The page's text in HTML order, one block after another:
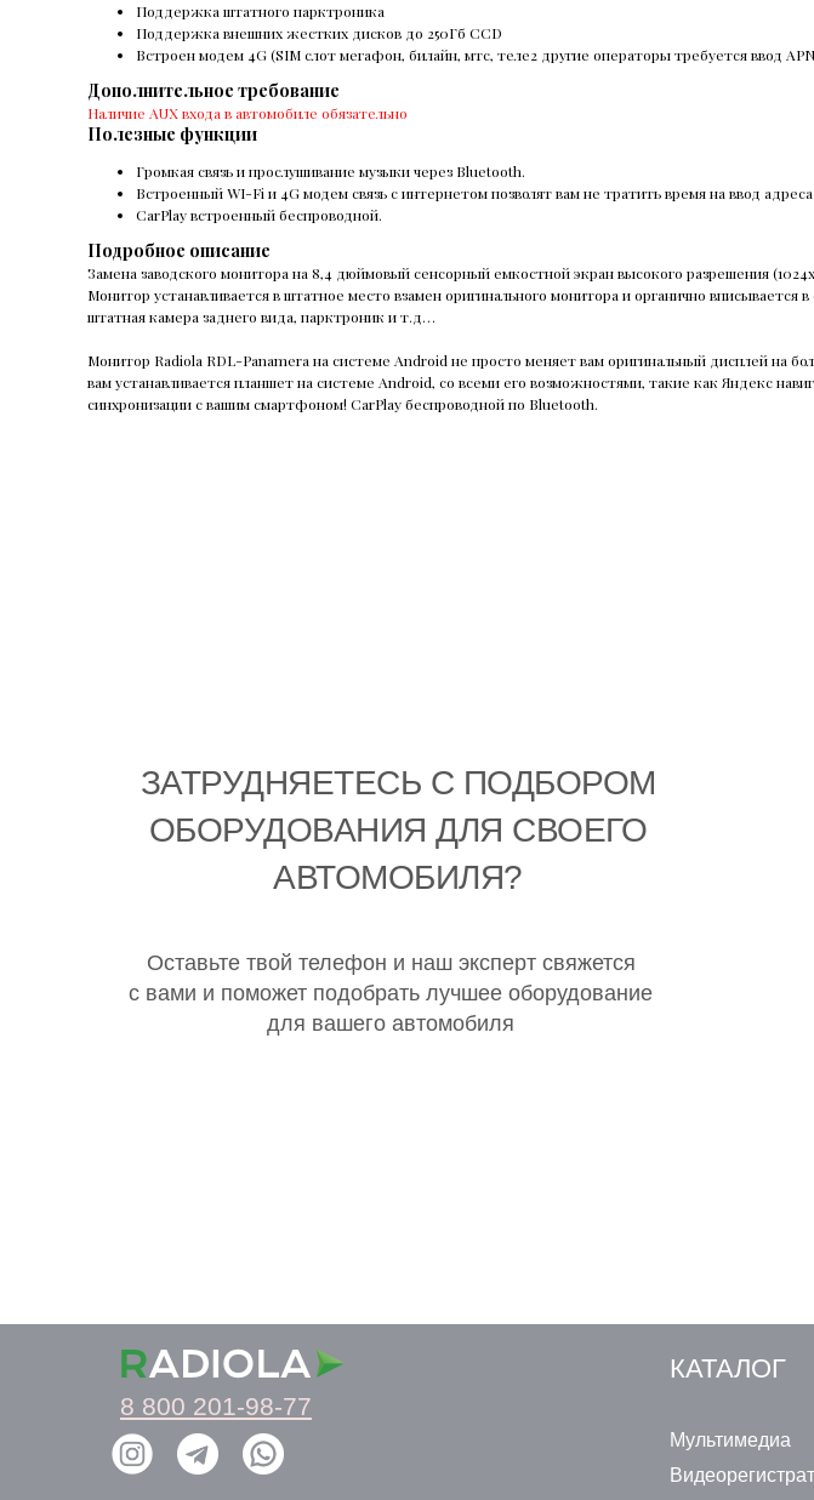
Поддержка штатного парктроника
Поддержка внешних жестких дисков до 250Гб ССD
Встроен модем 4G (SIM слот мегафон, билайн, мтс, теле2 другие операторы требуется ввод
Дополнительное требование
Наличие AUX входа в автомобиле обязательно
Полезные функции
Громкая связь и прослушивание музыки через Bluetooth.
Встроенный WI-Fi и 4G модем связь с интернетом позволят вам не тратить время на ввод
CarPlay встроенный беспроводной.
Подробное описание
Замена заводского монитора на 8,4 дюймовый сенсорный емкостной экран высокого разрешения
Монитор устанавливается в штатное место взамен оригинального монитора и органично
штатная камера заднего вида, парктроник и т.д…
Монитор Radiola RDL-Panamera на системе Android не просто меняет вам оригинальный дисплей на
вам устанавливается планшет на системе Android, со всеми его возможностями, такие как Яндекс
синхронизации с вашим смартфоном! CarPlay беспроводной по Bluetooth.
ЗАТРУДНЯЕТЕСЬ С ПОДБОРОМ
ОБОРУДОВАНИЯ ДЛЯ СВОЕГО
АВТОМОБИЛЯ?
Оставьте твой телефон и наш эксперт свяжется
с вами и поможет подобрать лучшее оборудование
для вашего автомобиля
КАТАЛОГ
Мультимедиа
8 800 201-98-77